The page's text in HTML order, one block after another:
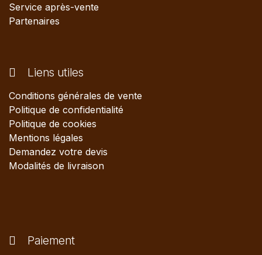
Service après-vente
Partenaires
Liens utiles
Conditions générales de vente
Politique de confidentialité
Politique de cookies
Mentions légales
Demandez votre devis
Modalités de livraison
Paiement